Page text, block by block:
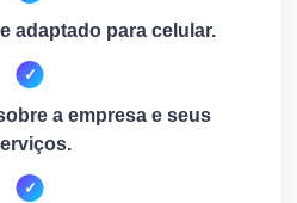
adaptado para celular.
a empresa e seus